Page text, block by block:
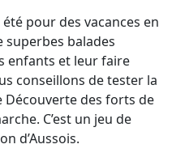
pour des vacances en
balades
enfants et leur faire
conseillons de tester la
Découverte des forts de
C’est un jeu de
d’Aussois.